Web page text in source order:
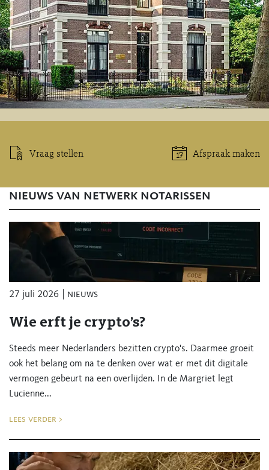
Vraag stellen Afspraak maken
nieuws van netwerk notarissen
27 juli 2026 nieuws
Wie erft je crypto’s?
Steeds meer Nederlanders bezitten crypto's. Daarmee groeit
ook het belang om na te denken over wat er met dit digitale
vermogen gebeurt na een overlijden. In de Margriet legt
Lucienne...
lees verder >